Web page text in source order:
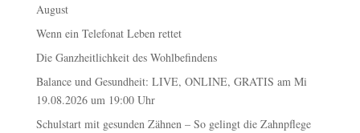
August
Wenn ein Telefonat Leben rettet
Die Ganzheitlichkeit des Wohlbefindens
Balance und Gesundheit: LIVE, ONLINE, GRATIS am Mi
19.08.2026 um 19:00 Uhr
Schulstart mit gesunden Zähnen – So gelingt die Zahnpflege